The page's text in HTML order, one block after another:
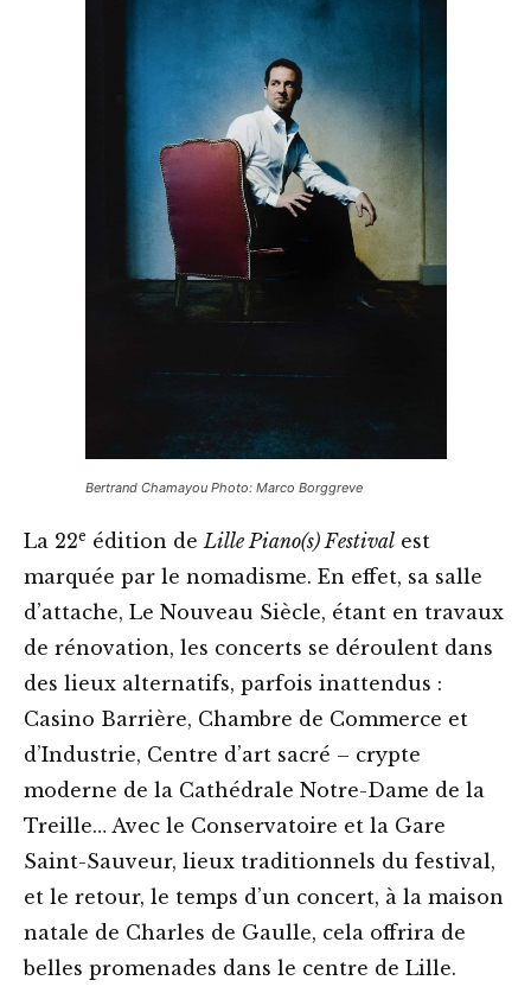
Bertrand Chamayou Photo: Marco Borggreve
La 22e édition de Lille Piano(s) Festival est
marquée par le nomadisme. En effet, sa salle
d’attache, Le Nouveau Siècle, étant en travaux
de rénovation, les concerts se déroulent dans
des lieux alternatifs, parfois inattendus :
Casino Barrière, Chambre de Commerce et
d’Industrie, Centre d’art sacré – crypte
moderne de la Cathédrale Notre-Dame de la
Treille… Avec le Conservatoire et la Gare
Saint-Sauveur, lieux traditionnels du festival,
et le retour, le temps d’un concert, à la maison
natale de Charles de Gaulle, cela offrira de
belles promenades dans le centre de Lille.